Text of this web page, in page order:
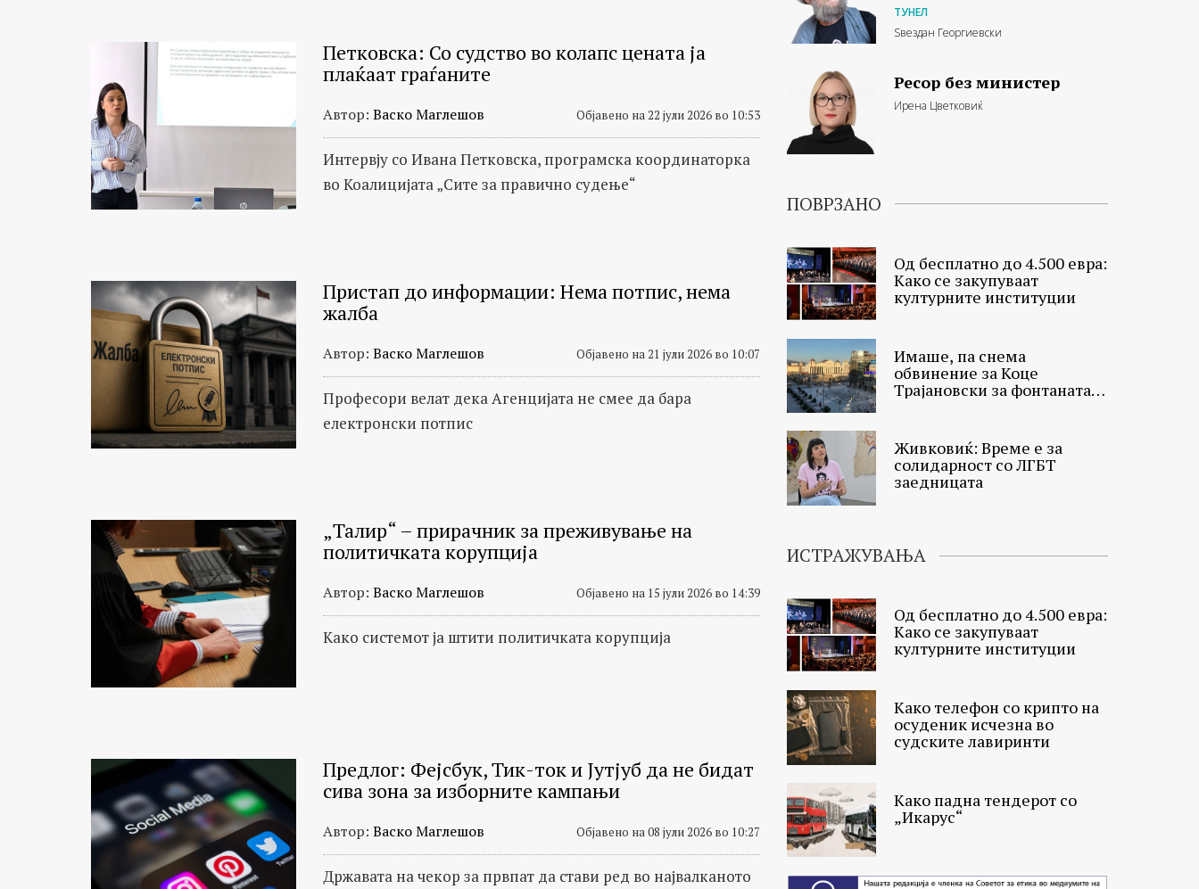
Петковска: Со судство во колапс цената ја
плаќаат граѓаните
Автор: Васко Маглешов Објавено на 22 јули 2026 во 10:53
Интервју со Ивана Петковска, програмска координаторка
во Коалицијата „Сите за правично судење“
Пристап до информации: Нема потпис, нема
жалба
Автор: Васко Маглешов Објавено на 21 јули 2026 во 10:07
Професори велат дека Aгенцијата не смее да бара
електронски потпис
„Талир“ – прирачник за преживување на
политичката корупција
Автор: Васко Маглешов Објавено на 15 јули 2026 во 14:39
Како системот ја штити политичката корупција
Предлог: Фејсбук, Тик-ток и Јутјуб да не бидат
сива зона за изборните кампањи
Автор: Васко Маглешов Објавено на 08 јули 2026 во 10:27
Државата на чекор за првпат да стави ред во највалканото
ТУНЕЛ
Ѕвездан Георгиевски
Ресор без министер
Ирена Цветковиќ
ПОВРЗАНО
Од бесплатно до 4.500 евра:
Како се закупуваат
културните институции
Имаше, па снема
обвинение за Коце
Трајановски за фонтаната
Живковиќ: Време е за
солидарност со ЛГБТ
заедницата
ИСТРАЖУВАЊА
Од бесплатно до 4.500 евра:
Како се закупуваат
културните институции
Како телефон со крипто на
осуденик исчезна во
судските лавиринти
Како падна тендерот со
„Икарус“